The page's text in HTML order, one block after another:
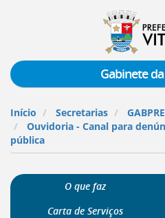
Prefeitura
Vitória
teclado:
para
a
página
de
acessibilidade
Gabinete
Início Secretarias
Ouvidoria - Canal para
pública
O que faz
Carta de Serviços